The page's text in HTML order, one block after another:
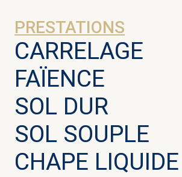
PRESTATIONS
CARRELAGE
FAÏENCE
SOL DUR
SOL SOUPLE
CHAPE LIQUIDE